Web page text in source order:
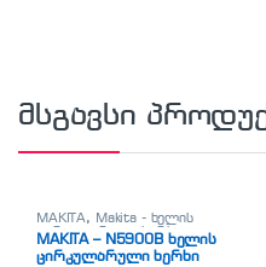
მსგავსი
MAKITA, Makita - ხელის
ცირკულარული ხერხი
სხვადასხვა
MAKITA – N5900B ხელის
ცირკულარული ხერხი